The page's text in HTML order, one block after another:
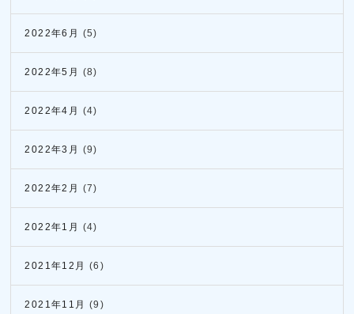
2022年6月 (5)
2022年5月 (8)
2022年4月 (4)
2022年3月 (9)
2022年2月 (7)
2022年1月 (4)
2021年12月 (6)
2021年11月 (9)